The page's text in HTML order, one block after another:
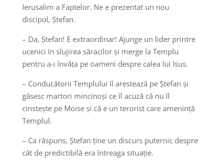
Ierusalim a Faptelor. Ne e prezentat un nou
discipol, Ștefan.
– Da, Ștefan! E extraordinar! Ajunge un lider printre
ucenici în slujirea săracilor și merge la Templu
pentru a-i învăța pe oameni despre calea lui Isus.
– Conducătorii Templului îl arestează pe Ștefan și
găsesc martori mincinoși ce îl acuză că nu îl
cinstește pe Moise și că e un terorist care amenință
Templul.
– Ca răspuns, Ștefan ține un discurs puternic despre
cât de predictibilă era întreaga situație.